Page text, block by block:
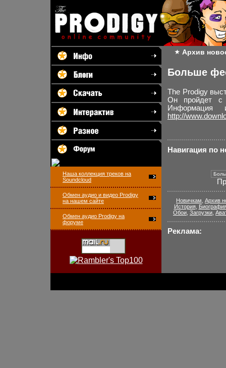
Наша коллекция треков на
Soundcloud
Обмен аудио и видео Prodigy
на нашем сайте
Обмен аудио Prodigy на
форуме
Архив
Больше
The Prodigy
Он пройдет с
http://
Навигация по
Новичкам Архив
История,
Обои Загрузки
Реклама: